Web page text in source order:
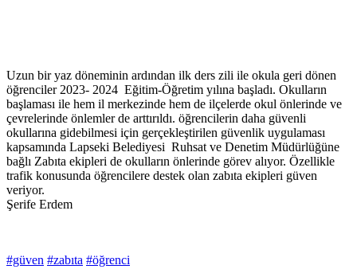
Uzun bir yaz döneminin ardından ilk ders zili ile okula geri dönen
öğrenciler 2023- 2024 Eğitim-Öğretim yılına başladı. Okulların
başlaması ile hem il merkezinde hem de ilçelerde okul önlerinde ve
çevrelerinde önlemler de arttırıldı. öğrencilerin daha güvenli
okullarına gidebilmesi için gerçekleştirilen güvenlik uygulaması
kapsamında Lapseki Belediyesi Ruhsat ve Denetim Müdürlüğüne
bağlı Zabıta ekipleri de okulların önlerinde görev alıyor. Özellikle
trafik konusunda öğrencilere destek olan zabıta ekipleri güven
veriyor.
Şerife Erdem
#güven #zabıta #öğrenci